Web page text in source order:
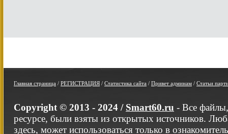
Главная страница / РЕГИСТРАЦИЯ / Статистика сайта / Привет админам / Статьи
Copyright © 2013 - 2024 / Smart60.ru - Все
ресурсе, были взяты из открытых источников.
здесь, может использоваться только в